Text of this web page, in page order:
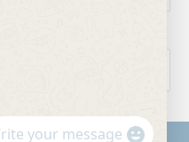
a
"+chaty_settings.lang.emoji_picker+"